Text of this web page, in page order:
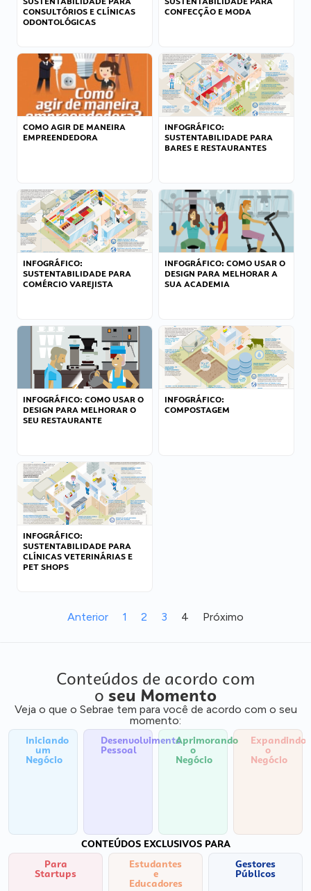
CONSULTÓRIOS E CLÍNICAS
ODONTOLÓGICAS
CONFECÇÃO E MODA
COMO AGIR DE MANEIRA
EMPREENDEDORA
INFOGRÁFICO:
SUSTENTABILIDADE PARA
BARES E RESTAURANTES
INFOGRÁFICO:
SUSTENTABILIDADE PARA
COMÉRCIO VAREJISTA
INFOGRÁFICO: COMO USAR O
DESIGN PARA MELHORAR A
SUA ACADEMIA
INFOGRÁFICO: COMO USAR O
DESIGN PARA MELHORAR O
SEU RESTAURANTE
INFOGRÁFICO:
COMPOSTAGEM
INFOGRÁFICO:
SUSTENTABILIDADE PARA
CLÍNICAS VETERINÁRIAS E
PET SHOPS
Anterior 1 2 3 4 Próximo
Conteúdos de acordo com
o seu Momento
Veja o que o Sebrae tem para você de acordo com o seu
momento:
Iniciando
um
Negócio
Desenvolvimento
Pessoal
Aprimorando
o
Negócio
Expandindo
o
Negócio
CONTEÚDOS EXCLUSIVOS PARA
Para
Startups
Estudantes
e
Educadores
Gestores
Públicos